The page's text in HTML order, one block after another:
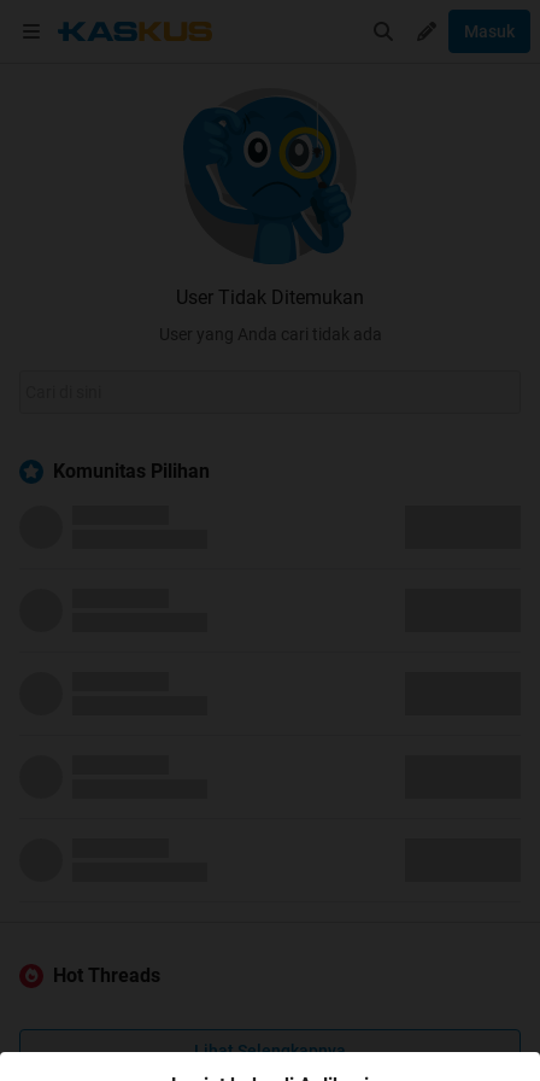
Masuk
User Tidak Ditemukan
User yang Anda cari tidak ada
Komunitas Pilihan
Hot Threads
Lihat Selengkapnya